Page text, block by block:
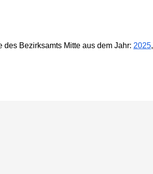
Bezirksamts Mitte aus dem Jahr: 2025,